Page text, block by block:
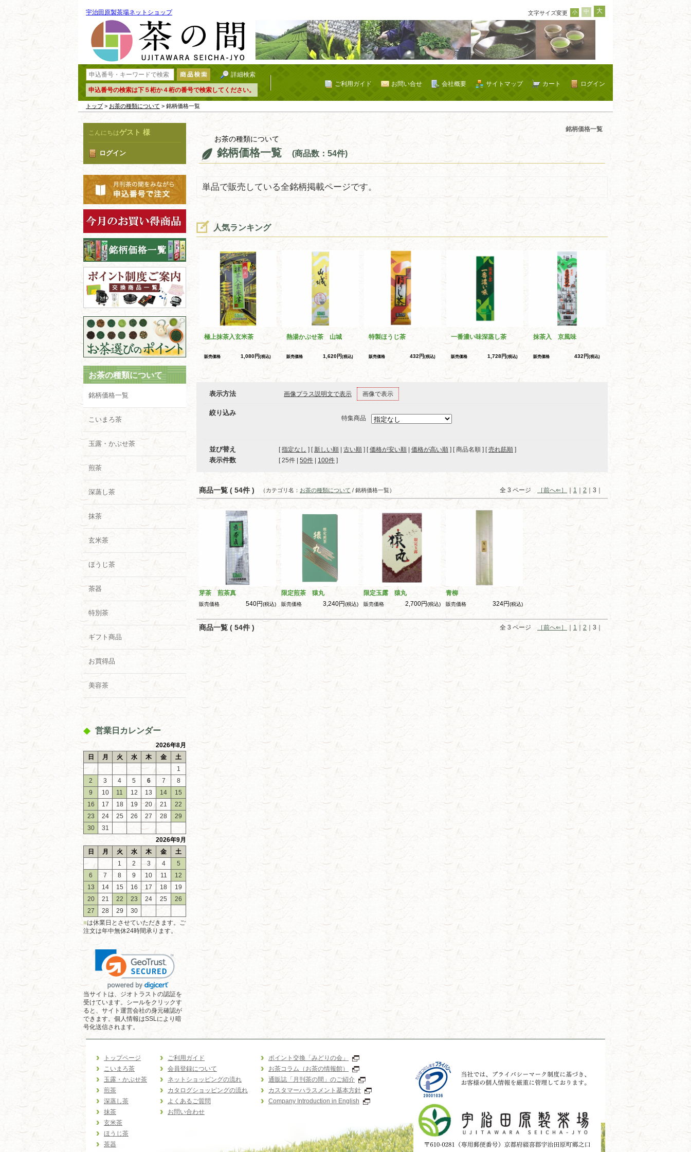
宇治田原製茶場ネットショップ 文字サイズ変更 小 中 大
詳細検索
申込番号の検索は下５桁か４桁の番号で検索してください。
ログイン
カート
サイトマップ
会社概要
お問い合せ
ご利用ガイド
トップ> お茶の種類について > 銘柄価格一覧
こんにちはゲスト 様
ログイン
お茶の種類について
銘柄価格一覧
こいまろ茶
玉露・かぶせ茶
煎茶
深蒸し茶
抹茶
玄米茶
ほうじ茶
茶器
特別茶
ギフト商品
お買得品
美容茶
営業日カレンダー
2026年8月
日
月 火 水 木 金
土
1
2
3 4 5 6 7
8
9
10 11 12 13 14
15
16
17 18 19 20 21
22
23
24 25 26 27 28
29
30
31
2026年9月
日
月 火 水 木 金
土
1
2 3 4
5
6
7 8 9 10 11
12
13
14 15 16 17 18
19
20
21 22 23 24 25
26
27
28 29
30
■は休業日とさせていただきます。ご
注文は年中無休24時間承ります。
当サイトは、ジオトラストの認証を
受けています。シールをクリックす
ると、サイト運営会社の身元確認が
できます。個人情報はSSLにより暗
号化送信されます。
銘柄価格一覧
お茶の種類について
銘柄価格一覧 (商品数：54件)
単品で販売している全銘柄掲載ページです。
人気ランキング
極上抹茶入玄米茶
販売価格 1,080円(税込)
熱湯かぶせ茶 山城
販売価格 1,620円(税込)
特製ほうじ茶
販売価格 432円(税込)
一番濃い味深蒸し茶
販売価格 1,728円(税込)
抹茶入 京風味
販売価格 432円(税込)
表示方法 画像プラス説明文で表示 画像で表示
絞り込み
特集商品
並び替え [指定なし ] [ 新しい順 古い順 ] [価格が安い順 価格が高い順 ] [ 商品名順 ] [売れ筋順 ]
表示件数 [ 25件 50件 100件 ]
商品一覧 ( 54件 ) 全 3 ページ ［前へ⇐］ 1 2 ｜3｜
（カテゴリ名： お茶の種類について / 銘柄価格一覧）
芽茶 煎茶真
販売価格 540円(税込)
限定煎茶 猿丸
販売価格 3,240円(税込)
限定玉露 猿丸
販売価格 2,700円(税込)
青柳
販売価格 324円(税込)
商品一覧 ( 54件 ) 全 3 ページ ［前へ⇐］ 1 2 ｜3｜
トップページ
こいまろ茶
玉露・かぶせ茶
煎茶
深蒸し茶
抹茶
玄米茶
ほうじ茶
茶器
ご利用ガイド
会員登録について
ネットショッピングの流れ
カタログショッピングの流れ
よくあるご質問
お問い合わせ
ポイント交換「みどりの会」
お茶コラム（お茶の情報館）
通販誌「月刊茶の間」のご紹介
カスタマーハラスメント基本方針
Company Introduction in English